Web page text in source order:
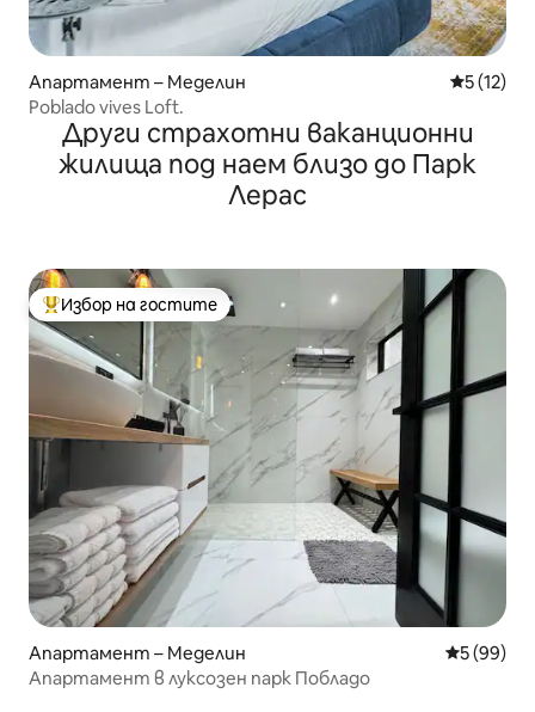
Апартамент – Меделин Средна
5 (12)
Poblado vives Loft.
Други страхотни ваканционни
жилища под наем близо до Парк
Лерас
Най-популярен избор на гостите
Избор на гостите
Апартамент – Меделин Средна
5 (99)
Апартамент в луксозен парк Побладо